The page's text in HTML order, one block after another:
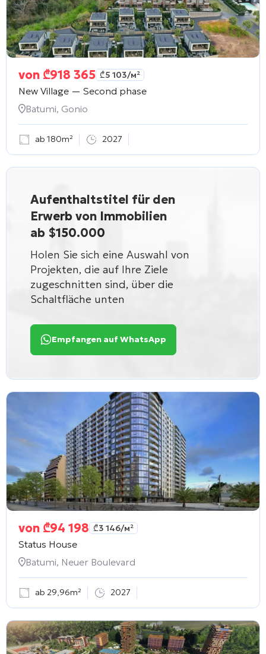
von ₾918 365 ₾5 103/м²
New Village — Second phase
Batumi, Gonio
ab 180m² 2027
Aufenthaltstitel für den
Erwerb von Immobilien
ab $150.000
Holen Sie sich eine Auswahl von
Projekten, die auf Ihre Ziele
zugeschnitten sind, über die
Schaltfläche unten
Empfangen auf WhatsApp
von ₾94 198 ₾3 146/м²
Status House
Batumi, Neuer Boulevard
ab 29,96m² 2027